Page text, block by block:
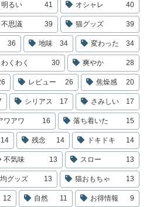
明るい 41 オシャレ 40
不思議 39 猫グッズ 39
36 地味 34 変わった 34
わくわく 30 爽やか 28
レビュー 26 焦燥感 20
シリアス 17 さみしい 17
ワアワ 16 落ち着いた 15
14 残念 14 ドキドキ 14
不気味 13 スロー 13
グッズ 13 猫おもちゃ 13
12 自然 11 お得情報 9